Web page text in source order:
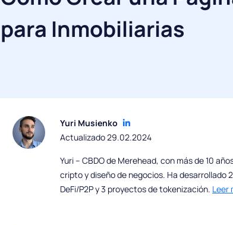
para Inmobiliarias
Yuri Musienko
Actualizado 29.02.2024
Yuri – CBDO de Merehead, con más de 10
cripto y diseño de negocios. Ha desarrollado
DeFi/P2P y 3 proyectos de tokenización. Leer